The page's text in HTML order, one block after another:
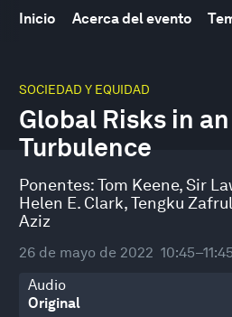
Inicio Acerca del evento
SOCIEDAD Y EQUIDAD
Global Risks in
Turbulence
Ponentes:Tom Keene,Sir
Helen E. Clark,Tengku
Aziz
26 de mayo de 2022 10:45–11:45
Audio
seconds
1
hour,
58
seconds